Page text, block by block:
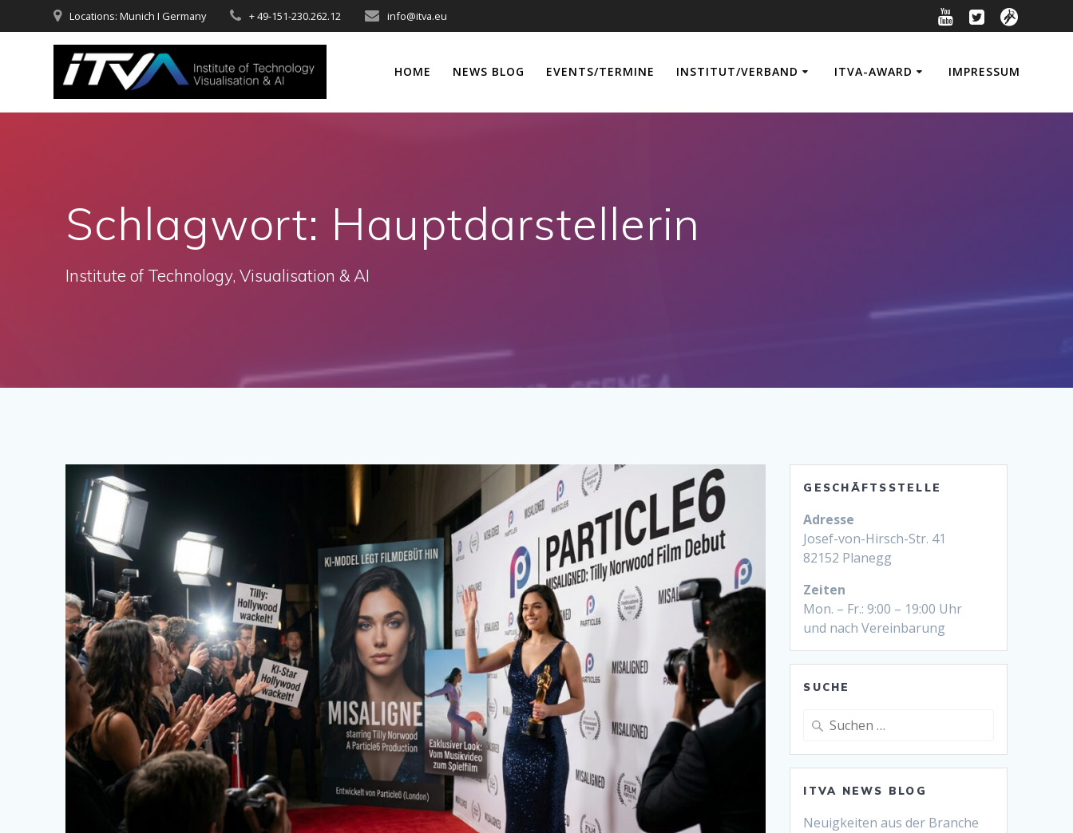
Inhalt
Locations: Munich I Germany + 49-151-230.262.12 info@itva.eu
HOME NEWS BLOG EVENTS/TERMINE INSTITUT/VERBAND ITVA-AWARD IMPRESSUM
Schlagwort: Hauptdarstellerin
Institute of Technology, Visualisation & AI
GESCHÄFTSSTELLE
Adresse
Josef-von-Hirsch-Str. 41
82152 Planegg
Zeiten
Mon. – Fr.: 9:00 – 19:00 Uhr
und nach Vereinbarung
SUCHE
Suche
ITVA NEWS BLOG
Neuigkeiten aus der Branche